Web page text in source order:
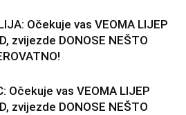
Očekuje vas VEOMA LIJEP
zvijezde DONOSE NEŠTO
Očekuje vas VEOMA LIJEP
zvijezde DONOSE NEŠTO